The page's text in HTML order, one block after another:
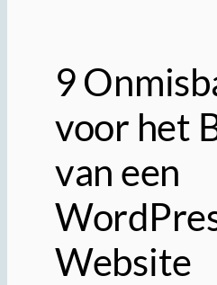
9
voor het
van een
Website